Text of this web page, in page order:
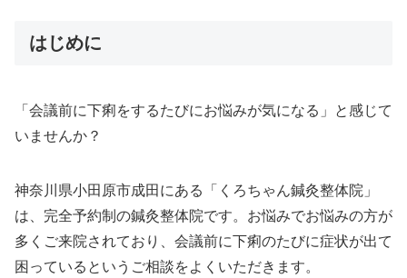
はじめに
「会議前に下痢をするたびにお悩みが気になる」と感じて
いませんか？
神奈川県小田原市成田にある「くろちゃん鍼灸整体院」
は、完全予約制の鍼灸整体院です。お悩みでお悩みの方が
多くご来院されており、会議前に下痢のたびに症状が出て
困っているというご相談をよくいただきます。